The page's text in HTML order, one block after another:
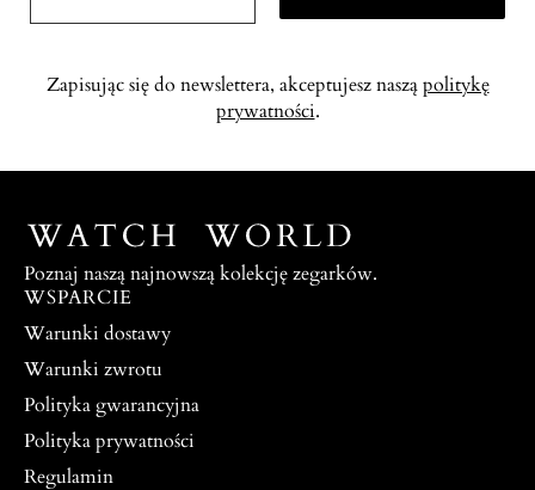
Zapisując się do newslettera, akceptujesz nasząpolitykę
prywatności.
Poznaj naszą najnowszą kolekcję zegarków.
WSPARCIE
Warunki dostawy
Warunki zwrotu
Polityka gwarancyjna
Polityka prywatności
Regulamin